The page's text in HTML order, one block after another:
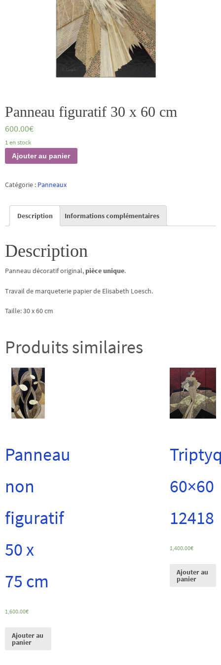
Panneau figuratif 30 x 60 cm
600.00€
1 en stock
quantité
de
30
cm
Ajouter au panier
Catégorie : Panneaux
Description Informations complémentaires
Description
Panneau décoratif original, pièce unique.
Travail de marqueterie papier de Elisabeth Loesch.
Taille: 30 x 60 cm
Produits similaires
Panneau
non
figuratif
50 x
75 cm
1,600.00€
Ajouter au
panier
60×60
12418
1,400.00€
Ajouter au
panier